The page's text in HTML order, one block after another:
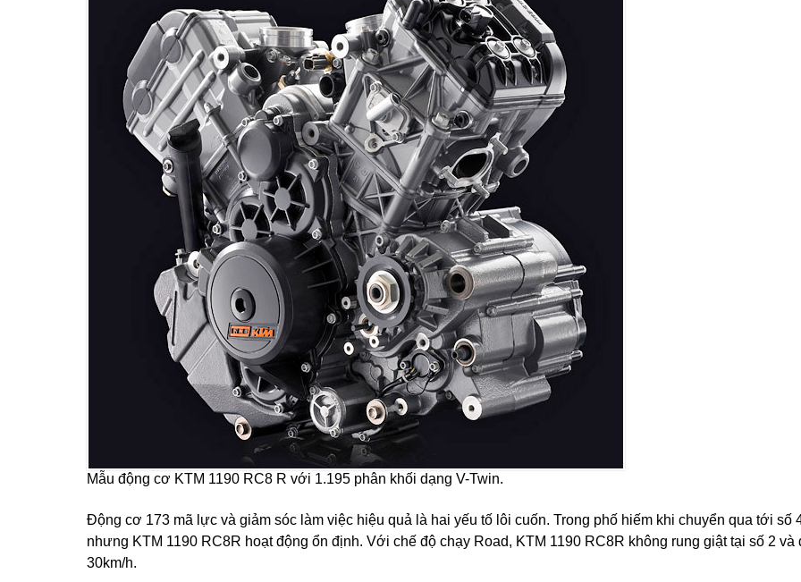
Mẫu động cơ KTM 1190 RC8 R với 1.195 phân khối dạng V-Twin.​
Động cơ 173 mã lực và giảm sóc làm việc hiệu quả là hai yếu tố lôi cuốn. Trong phố hiếm khi chuyển qua tới số
nhưng KTM 1190 RC8R hoạt động ổn định. Với chế độ chạy Road, KTM 1190 RC8R không rung giật tại số 2
30km/h.